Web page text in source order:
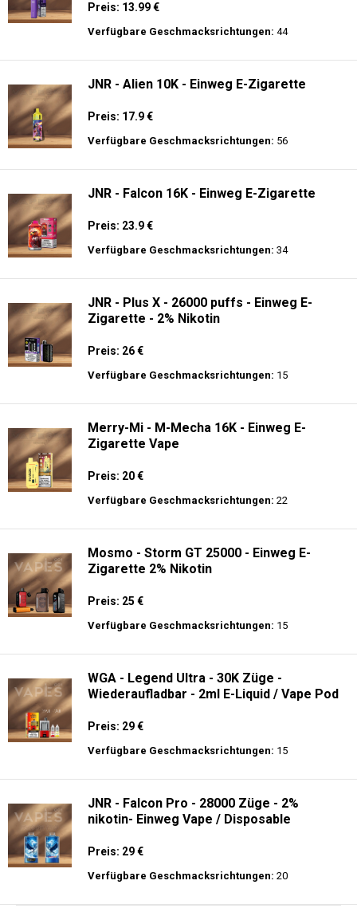
Preis: 13.99 €
Verfügbare Geschmacksrichtungen: 44
JNR - Alien 10K - Einweg E-Zigarette
Preis: 17.9 €
Verfügbare Geschmacksrichtungen: 56
JNR - Falcon 16K - Einweg E-Zigarette
Preis: 23.9 €
Verfügbare Geschmacksrichtungen: 34
JNR - Plus X - 26000 puffs - Einweg E-
Zigarette - 2% Nikotin
Preis: 26 €
Verfügbare Geschmacksrichtungen: 15
Merry-Mi - M-Mecha 16K - Einweg E-
Zigarette Vape
Preis: 20 €
Verfügbare Geschmacksrichtungen: 22
Mosmo - Storm GT 25000 - Einweg E-
Zigarette 2% Nikotin
Preis: 25 €
Verfügbare Geschmacksrichtungen: 15
WGA - Legend Ultra - 30K Züge -
Wiederaufladbar - 2ml E-Liquid / Vape Pod
Preis: 29 €
Verfügbare Geschmacksrichtungen: 15
JNR - Falcon Pro - 28000 Züge - 2%
nikotin- Einweg Vape / Disposable
Preis: 29 €
Verfügbare Geschmacksrichtungen: 20